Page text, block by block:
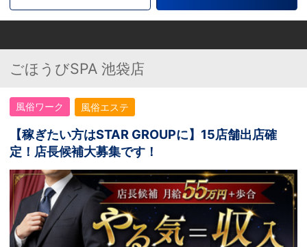
ごほうびSPA 池袋店
風俗ワーク 風俗エステ
【稼ぎたい方はSTAR GROUPに】15店舗出店確
定！店長候補大募集です！